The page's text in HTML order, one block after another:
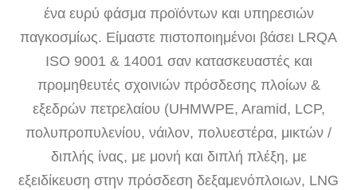
ένα ευρύ φάσμα προϊόντων και υπηρεσιών
παγκοσμίως. Είμαστε πιστοποιημένοι βάσει LRQA
ISO 9001 & 14001 σαν κατασκευαστές και
προμηθευτές σχοινιών πρόσδεσης πλοίων &
εξεδρών πετρελαίου (UHMWPE, Aramid, LCP,
πολυπροπυλενίου, νάιλον, πολυεστέρα, μικτών /
διπλής ίνας, με μονή και διπλή πλέξη, με
εξειδίκευση στην πρόσδεση δεξαμενόπλοιων, LNG